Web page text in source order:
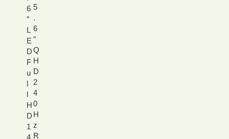
6
″
L
E
D
F
u
l
l
H
D
1
5
.
6
″
Q
H
D
2
4
0
H
z
R